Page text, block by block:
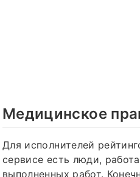
Медицинское
Для исполнителей
сервисе есть люди,
выполненных работ.